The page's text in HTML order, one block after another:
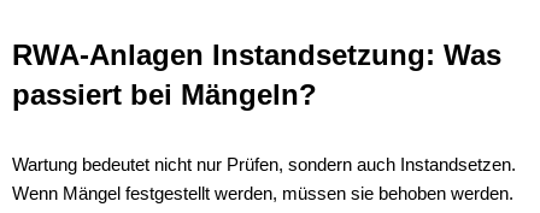
RWA-Anlagen Instandsetzung: Was
passiert bei Mängeln?
Wartung bedeutet nicht nur Prüfen, sondern auch Instandsetzen.
Wenn Mängel festgestellt werden, müssen sie behoben werden.